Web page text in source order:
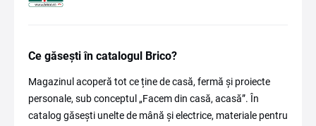
Ce găsești în catalogul Brico?
Magazinul acoperă tot ce ține de casă, fermă și proiecte
personale, sub conceptul „Facem din casă, acasă”. În
catalog găsești unelte de mână și electrice, materiale pentru